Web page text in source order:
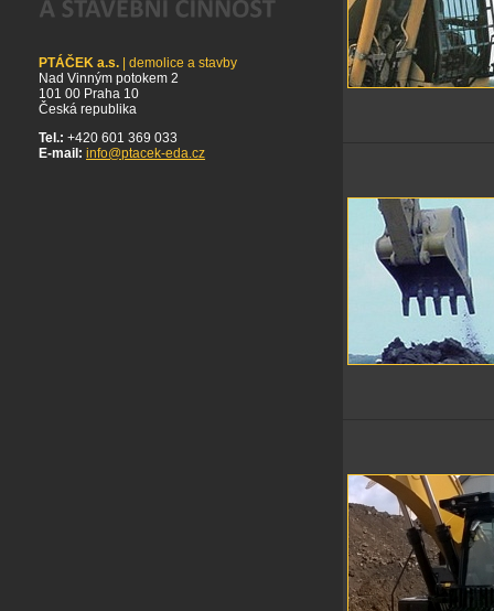
PTÁČEK a.s. | demolice a stavby
Nad Vinným potokem 2
101 00 Praha 10
Česká republika
Tel.: +420 601 369 033
E-mail: info@ptacek-eda.cz